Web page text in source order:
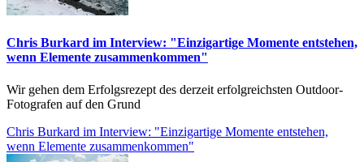
Chris Burkard im Interview: "Einzigartige Momente entstehen,
wenn Elemente zusammenkommen"
Wir gehen dem Erfolgsrezept des derzeit erfolgreichsten Outdoor-
Fotografen auf den Grund
Chris Burkard im Interview: "Einzigartige Momente entstehen,
wenn Elemente zusammenkommen"